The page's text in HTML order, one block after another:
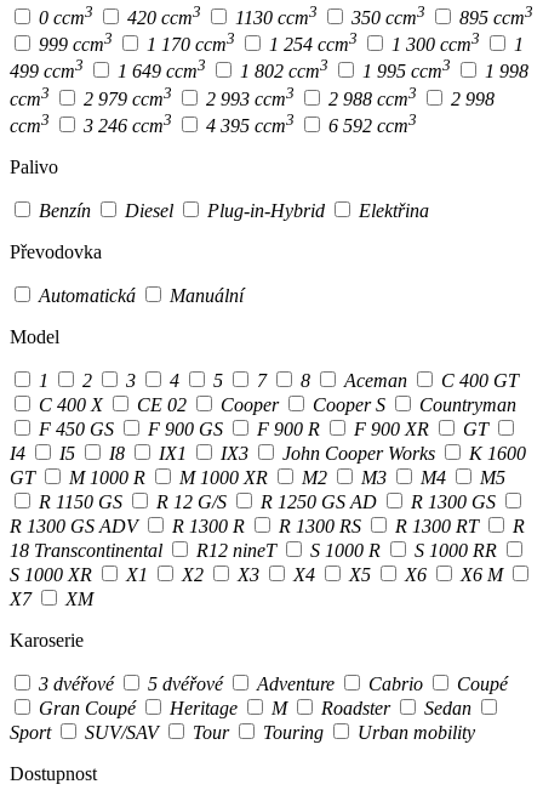
0 ccm3 420 ccm3 1130 ccm3 350 ccm3 895 ccm3
999 ccm3 1 170 ccm3 1 254 ccm3 1 300 ccm3
1
499 ccm3 1 649 ccm3 1 802 ccm3 1 995 ccm3
1 998
ccm3 2 979 ccm3 2 993 ccm3 2 988 ccm3
2 998
ccm3 3 246 ccm3 4 395 ccm3 6 592 ccm3
Palivo
Benzín Diesel Plug-in-Hybrid
Elektřina
Převodovka
Automatická
Manuální
Model
1 2 3 4 5 7 8 Aceman
C 400 GT
C 400 X
CE 02 Cooper Cooper S
Countryman
F 450 GS
F 900 GS F 900 R F 900 XR
GT
I4
I5 I8 IX1 IX3 John Cooper Works
K 1600
GT
M 1000 R M 1000 XR M2 M3 M4
M5
R 1150 GS
R 12 G/S R 1250 GS AD
R 1300 GS
R 1300 GS ADV
R 1300 R R 1300 RS R 1300 RT
R
18 Transcontinental
R12 nineT S 1000 R
S 1000 RR
S 1000 XR
X1 X2 X3 X4 X5 X6
X6 M
X7
XM
Karoserie
3 dvéřové 5 dvéřové Adventure Cabrio
Coupé
Gran Coupé
Heritage M Roadster
Sedan
Sport
SUV/SAV Tour Touring
Urban mobility
Dostupnost